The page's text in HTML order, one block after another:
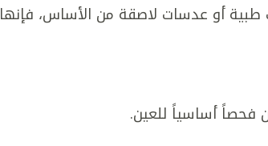
أو عدسات لاصقة من الأساس، فإنها
أساسياً للعين.